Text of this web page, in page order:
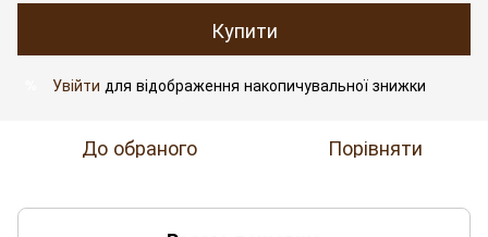
Купити
Увійти для відображення накопичувальної знижки
До обраного Порівняти